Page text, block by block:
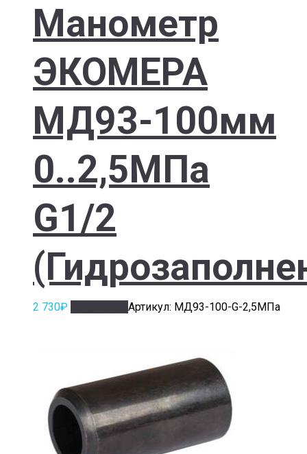
Манометр
ЭКОМЕРА
МД93-100мм
0..2,5МПа
G1/2
2 730₽ Артикул: МД93-100-G-2,5МПа